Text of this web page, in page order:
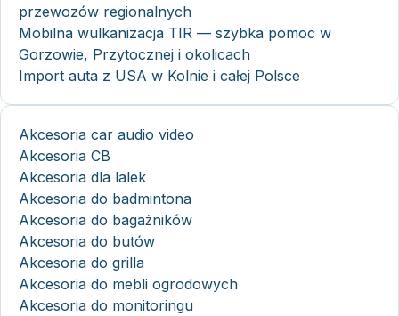
przewozów regionalnych
Mobilna wulkanizacja TIR — szybka pomoc w
Gorzowie, Przytocznej i okolicach
Import auta z USA w Kolnie i całej Polsce
Akcesoria car audio video
Akcesoria CB
Akcesoria dla lalek
Akcesoria do badmintona
Akcesoria do bagażników
Akcesoria do butów
Akcesoria do grilla
Akcesoria do mebli ogrodowych
Akcesoria do monitoringu